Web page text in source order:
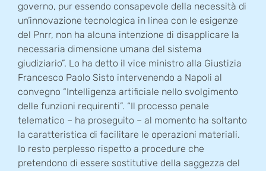
governo, pur essendo consapevole della necessità di
un’innovazione tecnologica in linea con le esigenze
del Pnrr, non ha alcuna intenzione di disapplicare la
necessaria dimensione umana del sistema
giudiziario”. Lo ha detto il vice ministro alla Giustizia
Francesco Paolo Sisto intervenendo a Napoli al
convegno “Intelligenza artificiale nello svolgimento
delle funzioni requirenti”. “Il processo penale
telematico – ha proseguito – al momento ha soltanto
la caratteristica di facilitare le operazioni materiali.
Io resto perplesso rispetto a procedure che
pretendono di essere sostitutive della saggezza del